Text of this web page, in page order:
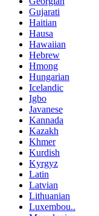
Gujarati
Haitian
Hausa
Hawaiian
Hebrew
Hmong
Hungarian
Icelandic
Igbo
Javanese
Kannada
Kazakh
Khmer
Kurdish
Kyrgyz
Latin
Latvian
Lithuanian
Luxembou..